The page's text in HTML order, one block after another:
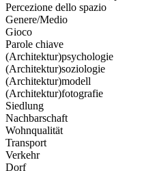
Percezione dello spazio
Genere/Medio
Gioco
Parole chiave
(Architektur)psychologie
(Architektur)soziologie
(Architektur)modell
(Architektur)fotografie
Siedlung
Nachbarschaft
Wohnqualität
Transport
Verkehr
Dorf